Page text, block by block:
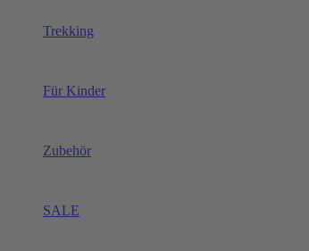
Trekking
Für Kinder
Zubehör
SALE